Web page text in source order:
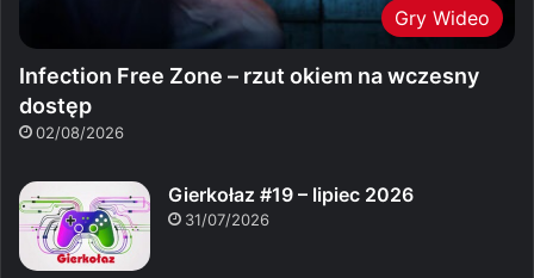
Gry Wideo
Infection Free Zone – rzut okiem na wczesny
dostęp
02/08/2026
Gierkołaz #19 – lipiec 2026
31/07/2026